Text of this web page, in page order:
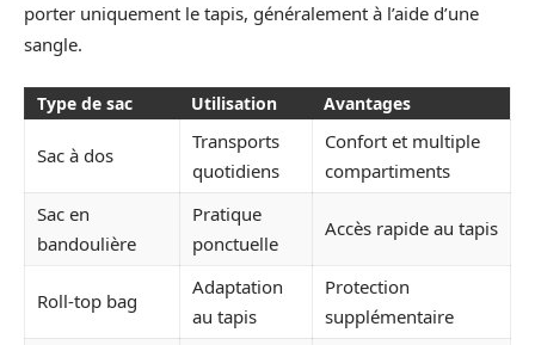
porter uniquement le tapis, généralement à l’aide d’une
sangle.
Type de sac Utilisation Avantages
Sac à dos
Transports
quotidiens
Confort et multiple
compartiments
Sac en
bandoulière
Pratique
ponctuelle
Accès rapide au tapis
Roll-top bag
Adaptation
au tapis
Protection
supplémentaire